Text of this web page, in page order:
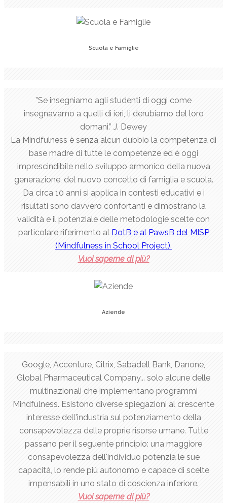
Scuola e Famiglie
”Se insegniamo agli studenti di oggi come
insegnavamo a quelli di ieri, li derubiamo del loro
domani.” J. Dewey
La Mindfulness è senza alcun dubbio la competenza di
base madre di tutte le competenze ed è oggi
imprescindibile nello sviluppo armonico della nuova
generazione, del nuovo concetto di famiglia e scuola.
Da circa 10 anni si applica in contesti educativi e i
risultati sono davvero confortanti e dimostrano la
validità e il potenziale delle metodologie scelte con
particolare riferimento al DotB e al PawsB del MISP
(Mindfulness in School Project).
Vuoi saperne di più?
Aziende
Google, Accenture, Citrix, Sabadell Bank, Danone,
Global Pharmaceutical Company... solo alcune delle
multinazionali che implementano programmi
Mindfulness. Esistono diverse spiegazioni al crescente
interesse dell'industria sul potenziamento della
consapevolezza delle proprie risorse umane. Tutte
passano per il seguente principio: una maggiore
consapevolezza dell'individuo potenzia le sue
capacità, lo rende più autonomo e capace di scelte
impensabili in uno stato di coscienza inferiore.
Vuoi saperne di più?